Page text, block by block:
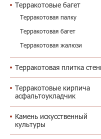
Терракотовые багет
Терракотовая палку
Терракотовая багет
Терракотовая жалюзи
Терракотовая плитка
Терракотовые кирпича
асфальтоукладчик
Камень искусственный
культуры